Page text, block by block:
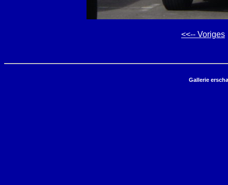
<<-- Voriges
Gallerie